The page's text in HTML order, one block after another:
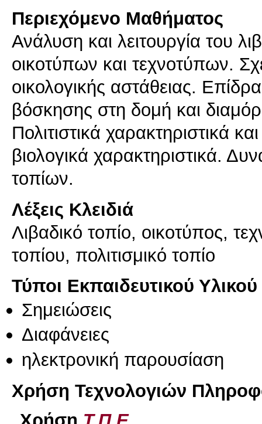
Περιεχόμενο Μαθήματος
Ανάλυση και λειτουργία του
οικοτύπων και τεχνοτύπων.
οικολογικής αστάθειας.
βόσκησης στη δομή και
Πολιτιστικά χαρακτηριστικά
βιολογικά χαρακτηριστικά.
τοπίων.
Λέξεις Κλειδιά
Λιβαδικό τοπίο, οικοτύπος,
τοπίου, πολιτισμικό τοπίο
Τύποι Εκπαιδευτικού Υλικού
Σημειώσεις
Διαφάνειες
ηλεκτρονική παρουσίαση
Χρήση Τεχνολογιών